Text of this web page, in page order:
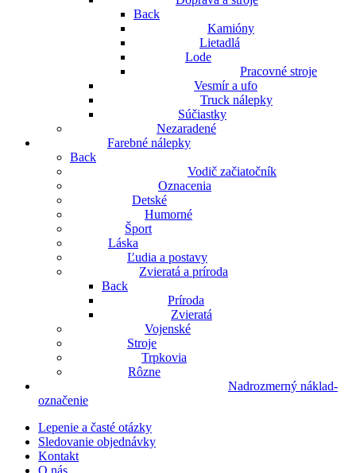
Back
Kamióny
Lietadlá
Lode
Pracovné stroje
Vesmír a ufo
Truck nálepky
Súčiastky
Nezaradené
Farebné nálepky
Back
Vodič začiatočník
Oznacenia
Detské
Humorné
Šport
Láska
Ľudia a postavy
Zvieratá a príroda
Back
Príroda
Zvieratá
Vojenské
Stroje
Trpkovia
Rôzne
Nadrozmerný náklad-
označenie
Lepenie a časté otázky
Sledovanie objednávky
Kontakt